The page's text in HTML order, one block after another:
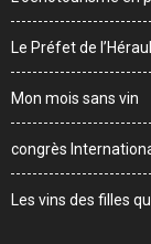
Le Préfet de
Mon mois sans vin
congrès
Les vins des filles